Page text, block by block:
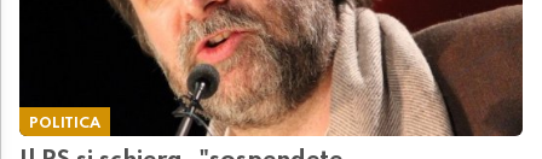
POLITICA